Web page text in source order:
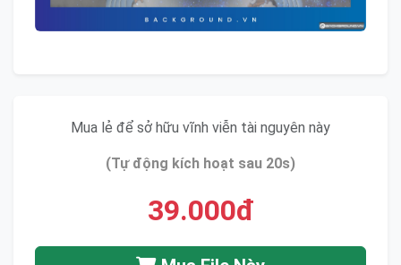
Mua lẻ để sở hữu vĩnh viễn tài nguyên này
(Tự động kích hoạt sau 20s)
39.000đ